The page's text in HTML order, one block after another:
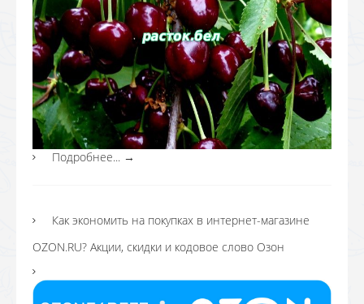
Подробнее... →
Как экономить на покупках в интернет-магазине
OZON.RU? Акции, скидки и кодовое слово Озон